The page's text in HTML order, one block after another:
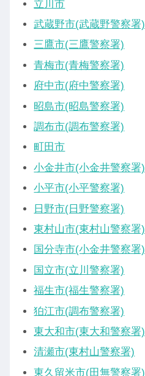
立川市
武蔵野市(武蔵野警察署)
三鷹市(三鷹警察署)
青梅市(青梅警察署)
府中市(府中警察署)
昭島市(昭島警察署)
調布市(調布警察署)
町田市
小金井市(小金井警察署)
小平市(小平警察署)
日野市(日野警察署)
東村山市(東村山警察署)
国分寺市(小金井警察署)
国立市(立川警察署)
福生市(福生警察署)
狛江市(調布警察署)
東大和市(東大和警察署)
清瀬市(東村山警察署)
東久留米市(田無警察署)